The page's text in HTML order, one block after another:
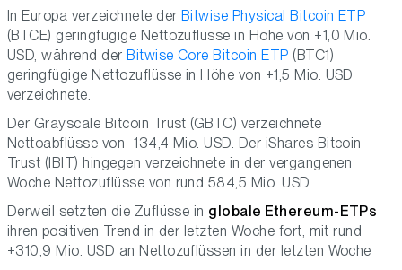
In Europa verzeichnete der Bitwise Physical Bitcoin ETP
(BTCE) geringfügige Nettozuflüsse in Höhe von +1,0 Mio.
USD, während der Bitwise Core Bitcoin ETP (BTC1)
geringfügige Nettozuflüsse in Höhe von +1,5 Mio. USD
verzeichnete.
Der Grayscale Bitcoin Trust (GBTC) verzeichnete
Nettoabflüsse von -134,4 Mio. USD. Der iShares Bitcoin
Trust (IBIT) hingegen verzeichnete in der vergangenen
Woche Nettozuflüsse von rund 584,5 Mio. USD.
Derweil setzten die Zuflüsse in globale Ethereum-ETPs
ihren positiven Trend in der letzten Woche fort, mit rund
+310,9 Mio. USD an Nettozuflüssen in der letzten Woche